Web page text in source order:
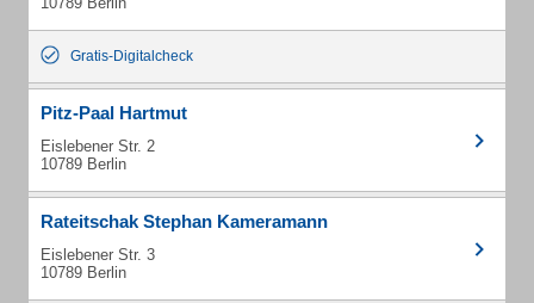
Gratis-Digitalcheck
Pitz-Paal Hartmut
Eislebener Str. 2
10789 Berlin
Rateitschak Stephan Kameramann
Eislebener Str. 3
10789 Berlin